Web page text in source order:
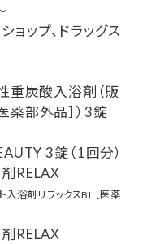
ョップ、ドラッグス
重炭酸入浴剤（販
薬部外品］）3錠
3錠（1回分）
RELAX
入浴剤リラックスBL［医薬
RELAX